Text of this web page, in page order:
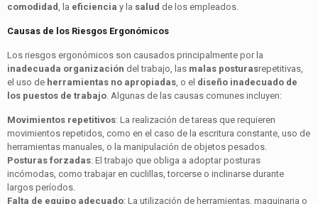
comodidad, la eficiencia y la salud de los empleados.
Causas de los Riesgos Ergonómicos
Los riesgos ergonómicos son causados principalmente por la
inadecuada organización del trabajo, las malas posturasrepetitivas,
el uso de herramientas no apropiadas, o el diseño inadecuado de
los puestos de trabajo. Algunas de las causas comunes incluyen:
Movimientos repetitivos: La realización de tareas que requieren
movimientos repetidos, como en el caso de la escritura constante, uso de
herramientas manuales, o la manipulación de objetos pesados.
Posturas forzadas: El trabajo que obliga a adoptar posturas
incómodas, como trabajar en cuclillas, torcerse o inclinarse durante
largos períodos.
Falta de equipo adecuado: La utilización de herramientas, maquinaria o